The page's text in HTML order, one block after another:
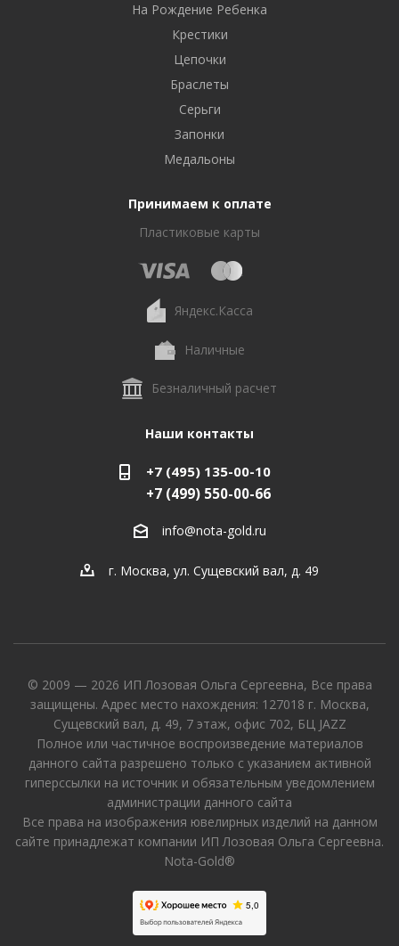
На Рождение Ребенка
Крестики
Цепочки
Браслеты
Серьги
Запонки
Медальоны
Принимаем к оплате
Пластиковые карты
Яндекс.Касса
Наличные
Безналичный расчет
Наши контакты
+7 (495) 135-00-10
+7 (499) 550-00-66
info@nota-gold.ru
г. Москва, ул. Сущевский вал, д. 49
© 2009 — 2026 ИП Лозовая Ольга Сергеевна, Все права
защищены. Адрес место нахождения: 127018 г. Москва,
Сущевский вал, д. 49, 7 этаж, офис 702, БЦ JAZZ
Полное или частичное воспроизведение материалов
данного сайта разрешено только с указанием активной
гиперссылки на источник и обязательным уведомлением
администрации данного сайта
Все права на изображения ювелирных изделий на данном
сайте принадлежат компании ИП Лозовая Ольга Сергеевна.
Nota-Gold®